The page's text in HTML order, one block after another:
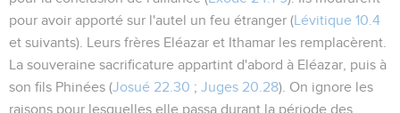
pour avoir apporté sur l'autel un feu étranger (Lévitique 10.4
et suivants). Leurs frères Eléazar et Ithamar les remplacèrent.
La souveraine sacrificature appartint d'abord à Eléazar, puis à
son fils Phinées (Josué 22.30 ; Juges 20.28). On ignore les
raisons pour lesquelles elle passa durant la période des